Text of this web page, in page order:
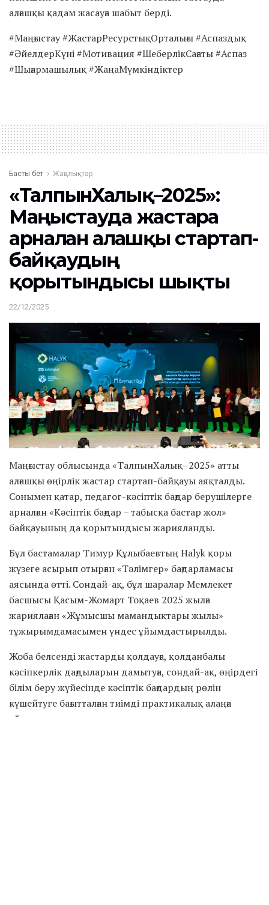
алғашқы қадам жасауға шабыт берді.
#Маңғыстау #ЖастарРесурстықОрталығы #Аспаздық
#ӘйелдерКүні #Мотивация #ШеберлікСағаты #Аспаз
#Шығармашылық #ЖаңаМүмкіндіктер
Басты бет Жаңалықтар
«ТалпынХалық–2025»:
Маңғыстауда жастарға
арналған алғашқы стартап-
байқаудың
қорытындысы шықты
22/12/2025
Маңғыстау облысында «ТалпынХалық–2025» атты
алғашқы өңірлік жастар стартап-байқауы аяқталды.
Сонымен қатар, педагог-кәсіптік бағдар берушілерге
арналған «Кәсіптік бағдар – табысқа бастар жол»
байқауының да қорытындысы жарияланды.
Бұл бастамалар Тимур Құлыбаевтың Halyk қоры
жүзеге асырып отырған «Тәлімгер» бағдарламасы
аясында өтті. Сондай-ақ, бұл шаралар Мемлекет
басшысы Қасым-Жомарт Тоқаев 2025 жылға
жариялаған «Жұмысшы мамандықтары жылы»
тұжырымдамасымен үндес ұйымдастырылды.
Жоба белсенді жастарды қолдауға, қолданбалы
кәсіпкерлік дағдыларын дамытуға, сондай-ақ, өңірдегі
білім беру жүйесінде кәсіптік бағдардың рөлін
күшейтуге бағытталған тиімді практикалық алаңға
айналды.